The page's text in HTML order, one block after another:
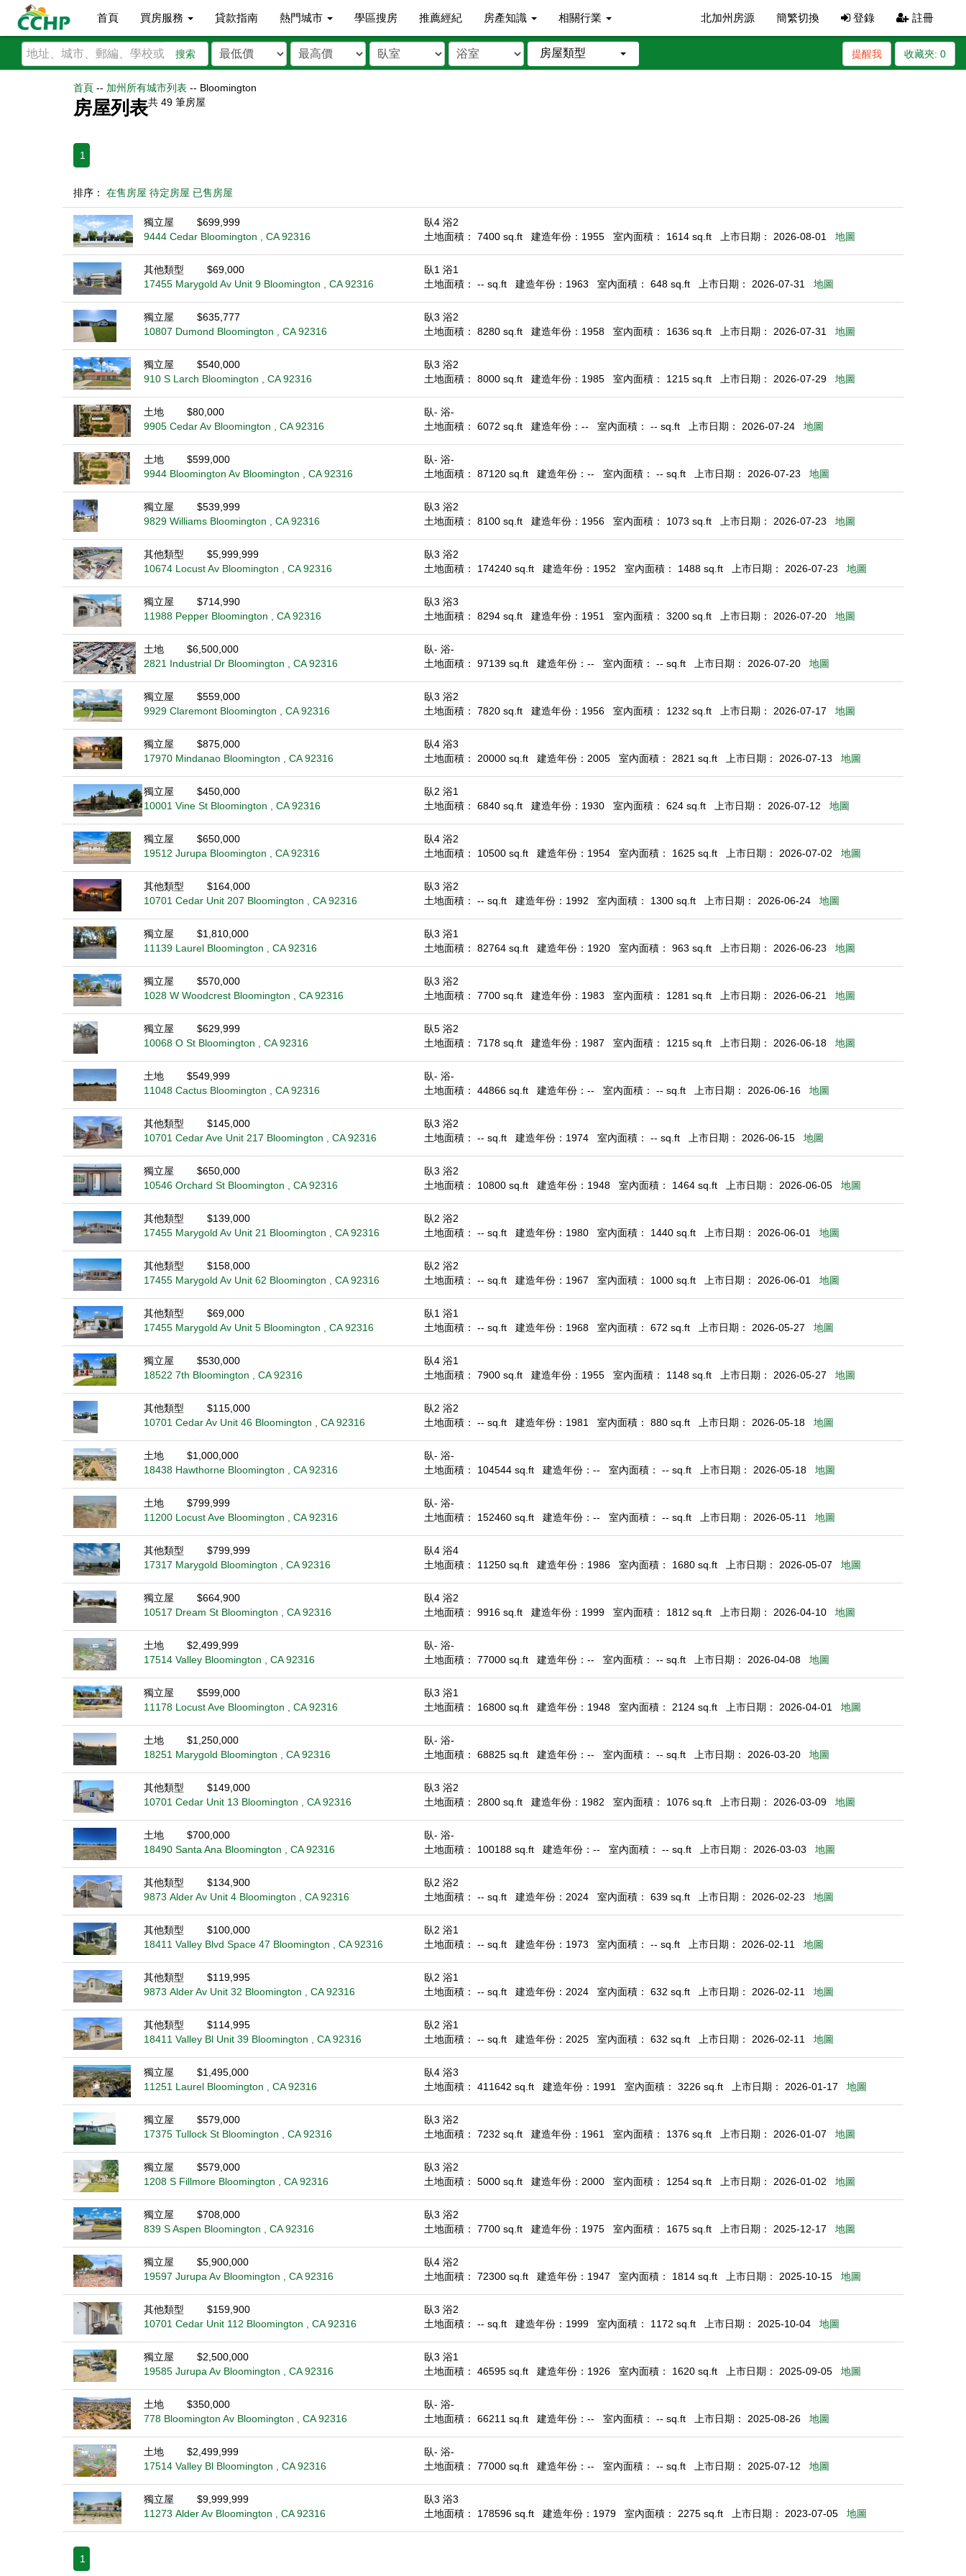
首頁 買房服務 貸款指南 熱門城市 學區搜房 推薦經紀 房產知識 相關行業 北加州房源 簡繁切換 登錄 註冊
搜索 房屋類型 收藏夾: 0
提醒我
首頁 -- 加州所有城市列表 -- Bloomington
房屋列表共 49 筆房屋
1
排序： 在售房屋 待定房屋 已售房屋
獨立屋
$699,999
9444 Cedar Bloomington , CA 92316
臥4 浴2
土地面積： 7400 sq.ft
建造年份：1955 室內面積： 1614 sq.ft 上市日期： 2026-08-01 地圖
其他類型
$69,000
17455 Marygold Av Unit 9 Bloomington , CA 92316
臥1 浴1
土地面積： -- sq.ft
建造年份：1963 室內面積： 648 sq.ft 上市日期： 2026-07-31 地圖
獨立屋
$635,777
10807 Dumond Bloomington , CA 92316
臥3 浴2
土地面積： 8280 sq.ft
建造年份：1958 室內面積： 1636 sq.ft 上市日期： 2026-07-31 地圖
獨立屋
$540,000
910 S Larch Bloomington , CA 92316
臥3 浴2
土地面積： 8000 sq.ft
建造年份：1985 室內面積： 1215 sq.ft 上市日期： 2026-07-29 地圖
土地
$80,000
9905 Cedar Av Bloomington , CA 92316
臥- 浴-
土地面積： 6072 sq.ft
建造年份：-- 室內面積： -- sq.ft 上市日期： 2026-07-24 地圖
土地
$599,000
9944 Bloomington Av Bloomington , CA 92316
臥- 浴-
土地面積： 87120 sq.ft
建造年份：-- 室內面積： -- sq.ft 上市日期： 2026-07-23 地圖
獨立屋
$539,999
9829 Williams Bloomington , CA 92316
臥3 浴2
土地面積： 8100 sq.ft
建造年份：1956 室內面積： 1073 sq.ft 上市日期： 2026-07-23 地圖
其他類型
$5,999,999
10674 Locust Av Bloomington , CA 92316
臥3 浴2
土地面積： 174240 sq.ft
建造年份：1952 室內面積： 1488 sq.ft 上市日期： 2026-07-23 地圖
獨立屋
$714,990
11988 Pepper Bloomington , CA 92316
臥3 浴3
土地面積： 8294 sq.ft
建造年份：1951 室內面積： 3200 sq.ft 上市日期： 2026-07-20 地圖
土地
$6,500,000
2821 Industrial Dr Bloomington , CA 92316
臥- 浴-
土地面積： 97139 sq.ft
建造年份：-- 室內面積： -- sq.ft 上市日期： 2026-07-20 地圖
獨立屋
$559,000
9929 Claremont Bloomington , CA 92316
臥3 浴2
土地面積： 7820 sq.ft
建造年份：1956 室內面積： 1232 sq.ft 上市日期： 2026-07-17 地圖
獨立屋
$875,000
17970 Mindanao Bloomington , CA 92316
臥4 浴3
土地面積： 20000 sq.ft
建造年份：2005 室內面積： 2821 sq.ft 上市日期： 2026-07-13 地圖
獨立屋
$450,000
10001 Vine St Bloomington , CA 92316
臥2 浴1
土地面積： 6840 sq.ft
建造年份：1930 室內面積： 624 sq.ft 上市日期： 2026-07-12 地圖
獨立屋
$650,000
19512 Jurupa Bloomington , CA 92316
臥4 浴2
土地面積： 10500 sq.ft
建造年份：1954 室內面積： 1625 sq.ft 上市日期： 2026-07-02 地圖
其他類型
$164,000
10701 Cedar Unit 207 Bloomington , CA 92316
臥3 浴2
土地面積： -- sq.ft
建造年份：1992 室內面積： 1300 sq.ft 上市日期： 2026-06-24 地圖
獨立屋
$1,810,000
11139 Laurel Bloomington , CA 92316
臥3 浴1
土地面積： 82764 sq.ft
建造年份：1920 室內面積： 963 sq.ft 上市日期： 2026-06-23 地圖
獨立屋
$570,000
1028 W Woodcrest Bloomington , CA 92316
臥3 浴2
土地面積： 7700 sq.ft
建造年份：1983 室內面積： 1281 sq.ft 上市日期： 2026-06-21 地圖
獨立屋
$629,999
10068 O St Bloomington , CA 92316
臥5 浴2
土地面積： 7178 sq.ft
建造年份：1987 室內面積： 1215 sq.ft 上市日期： 2026-06-18 地圖
土地
$549,999
11048 Cactus Bloomington , CA 92316
臥- 浴-
土地面積： 44866 sq.ft
建造年份：-- 室內面積： -- sq.ft 上市日期： 2026-06-16 地圖
其他類型
$145,000
10701 Cedar Ave Unit 217 Bloomington , CA 92316
臥3 浴2
土地面積： -- sq.ft
建造年份：1974 室內面積： -- sq.ft 上市日期： 2026-06-15 地圖
獨立屋
$650,000
10546 Orchard St Bloomington , CA 92316
臥3 浴2
土地面積： 10800 sq.ft
建造年份：1948 室內面積： 1464 sq.ft 上市日期： 2026-06-05 地圖
其他類型
$139,000
17455 Marygold Av Unit 21 Bloomington , CA 92316
臥2 浴2
土地面積： -- sq.ft
建造年份：1980 室內面積： 1440 sq.ft 上市日期： 2026-06-01 地圖
其他類型
$158,000
17455 Marygold Av Unit 62 Bloomington , CA 92316
臥2 浴2
土地面積： -- sq.ft
建造年份：1967 室內面積： 1000 sq.ft 上市日期： 2026-06-01 地圖
其他類型
$69,000
17455 Marygold Av Unit 5 Bloomington , CA 92316
臥1 浴1
土地面積： -- sq.ft
建造年份：1968 室內面積： 672 sq.ft 上市日期： 2026-05-27 地圖
獨立屋
$530,000
18522 7th Bloomington , CA 92316
臥4 浴1
土地面積： 7900 sq.ft
建造年份：1955 室內面積： 1148 sq.ft 上市日期： 2026-05-27 地圖
其他類型
$115,000
10701 Cedar Av Unit 46 Bloomington , CA 92316
臥2 浴2
土地面積： -- sq.ft
建造年份：1981 室內面積： 880 sq.ft 上市日期： 2026-05-18 地圖
土地
$1,000,000
18438 Hawthorne Bloomington , CA 92316
臥- 浴-
土地面積： 104544 sq.ft
建造年份：-- 室內面積： -- sq.ft 上市日期： 2026-05-18 地圖
土地
$799,999
11200 Locust Ave Bloomington , CA 92316
臥- 浴-
土地面積： 152460 sq.ft
建造年份：-- 室內面積： -- sq.ft 上市日期： 2026-05-11 地圖
其他類型
$799,999
17317 Marygold Bloomington , CA 92316
臥4 浴4
土地面積： 11250 sq.ft
建造年份：1986 室內面積： 1680 sq.ft 上市日期： 2026-05-07 地圖
獨立屋
$664,900
10517 Dream St Bloomington , CA 92316
臥4 浴2
土地面積： 9916 sq.ft
建造年份：1999 室內面積： 1812 sq.ft 上市日期： 2026-04-10 地圖
土地
$2,499,999
17514 Valley Bloomington , CA 92316
臥- 浴-
土地面積： 77000 sq.ft
建造年份：-- 室內面積： -- sq.ft 上市日期： 2026-04-08 地圖
獨立屋
$599,000
11178 Locust Ave Bloomington , CA 92316
臥3 浴1
土地面積： 16800 sq.ft
建造年份：1948 室內面積： 2124 sq.ft 上市日期： 2026-04-01 地圖
土地
$1,250,000
18251 Marygold Bloomington , CA 92316
臥- 浴-
土地面積： 68825 sq.ft
建造年份：-- 室內面積： -- sq.ft 上市日期： 2026-03-20 地圖
其他類型
$149,000
10701 Cedar Unit 13 Bloomington , CA 92316
臥3 浴2
土地面積： 2800 sq.ft
建造年份：1982 室內面積： 1076 sq.ft 上市日期： 2026-03-09 地圖
土地
$700,000
18490 Santa Ana Bloomington , CA 92316
臥- 浴-
土地面積： 100188 sq.ft
建造年份：-- 室內面積： -- sq.ft 上市日期： 2026-03-03 地圖
其他類型
$134,900
9873 Alder Av Unit 4 Bloomington , CA 92316
臥2 浴2
土地面積： -- sq.ft
建造年份：2024 室內面積： 639 sq.ft 上市日期： 2026-02-23 地圖
其他類型
$100,000
18411 Valley Blvd Space 47 Bloomington , CA 92316
臥2 浴1
土地面積： -- sq.ft
建造年份：1973 室內面積： -- sq.ft 上市日期： 2026-02-11 地圖
其他類型
$119,995
9873 Alder Av Unit 32 Bloomington , CA 92316
臥2 浴1
土地面積： -- sq.ft
建造年份：2024 室內面積： 632 sq.ft 上市日期： 2026-02-11 地圖
其他類型
$114,995
18411 Valley Bl Unit 39 Bloomington , CA 92316
臥2 浴1
土地面積： -- sq.ft
建造年份：2025 室內面積： 632 sq.ft 上市日期： 2026-02-11 地圖
獨立屋
$1,495,000
11251 Laurel Bloomington , CA 92316
臥4 浴3
土地面積： 411642 sq.ft
建造年份：1991 室內面積： 3226 sq.ft 上市日期： 2026-01-17 地圖
獨立屋
$579,000
17375 Tullock St Bloomington , CA 92316
臥3 浴2
土地面積： 7232 sq.ft
建造年份：1961 室內面積： 1376 sq.ft 上市日期： 2026-01-07 地圖
獨立屋
$579,000
1208 S Fillmore Bloomington , CA 92316
臥3 浴2
土地面積： 5000 sq.ft
建造年份：2000 室內面積： 1254 sq.ft 上市日期： 2026-01-02 地圖
獨立屋
$708,000
839 S Aspen Bloomington , CA 92316
臥3 浴2
土地面積： 7700 sq.ft
建造年份：1975 室內面積： 1675 sq.ft 上市日期： 2025-12-17 地圖
獨立屋
$5,900,000
19597 Jurupa Av Bloomington , CA 92316
臥4 浴2
土地面積： 72300 sq.ft
建造年份：1947 室內面積： 1814 sq.ft 上市日期： 2025-10-15 地圖
其他類型
$159,900
10701 Cedar Unit 112 Bloomington , CA 92316
臥3 浴2
土地面積： -- sq.ft
建造年份：1999 室內面積： 1172 sq.ft 上市日期： 2025-10-04 地圖
獨立屋
$2,500,000
19585 Jurupa Av Bloomington , CA 92316
臥3 浴1
土地面積： 46595 sq.ft
建造年份：1926 室內面積： 1620 sq.ft 上市日期： 2025-09-05 地圖
土地
$350,000
778 Bloomington Av Bloomington , CA 92316
臥- 浴-
土地面積： 66211 sq.ft
建造年份：-- 室內面積： -- sq.ft 上市日期： 2025-08-26 地圖
土地
$2,499,999
17514 Valley Bl Bloomington , CA 92316
臥- 浴-
土地面積： 77000 sq.ft
建造年份：-- 室內面積： -- sq.ft 上市日期： 2025-07-12 地圖
獨立屋
$9,999,999
11273 Alder Av Bloomington , CA 92316
臥3 浴3
土地面積： 178596 sq.ft
建造年份：1979 室內面積： 2275 sq.ft 上市日期： 2023-07-05 地圖
1